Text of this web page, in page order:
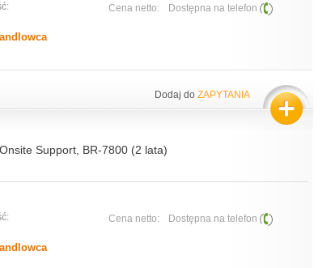
Cena netto: Dostępna na telefon
Dodaj do ZAPYTANIA
Support, BR-7800 (2 lata)
Cena netto: Dostępna na telefon